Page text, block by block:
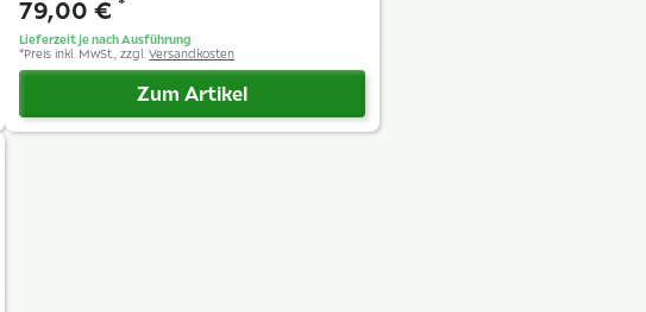
79,00 €
Lieferzeit je nach Ausführung
*Preis inkl. MwSt., zzgl.Versandkosten
Zum Artikel